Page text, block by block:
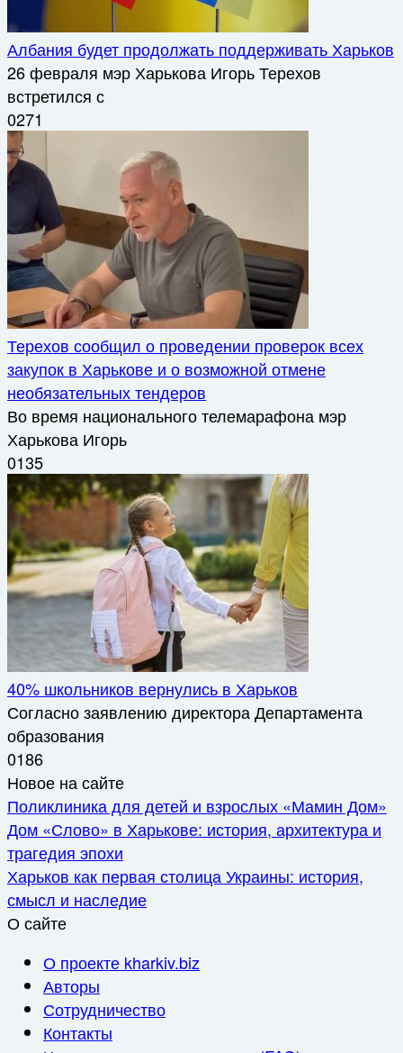
Албания будет продолжать поддерживать Харьков
26 февраля мэр Харькова Игорь Терехов
встретился с
0271
Терехов сообщил о проведении проверок всех
закупок в Харькове и о возможной отмене
необязательных тендеров
Во время национального телемарафона мэр
Харькова Игорь
0135
40% школьников вернулись в Харьков
Согласно заявлению директора Департамента
образования
0186
Новое на сайте
Поликлиника для детей и взрослых «Мамин Дом»
Дом «Слово» в Харькове: история, архитектура и
трагедия эпохи
Харьков как первая столица Украины: история,
смысл и наследие
О сайте
О проекте kharkiv.biz
Авторы
Сотрудничество
Контакты